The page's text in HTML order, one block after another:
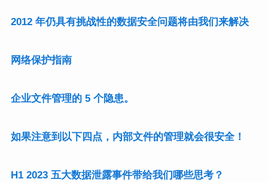
2012 年仍具有挑战性的数据安全问题将由我们来解决
网络保护指南
企业文件管理的 5 个隐患。
如果注意到以下四点，内部文件的管理就会很安全！
H1 2023 五大数据泄露事件带给我们哪些思考？